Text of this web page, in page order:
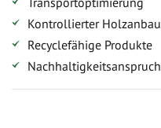
Kontrollierter Holzanbau
Recyclefähige Produkte
Nachhaltigkeitsanspruch